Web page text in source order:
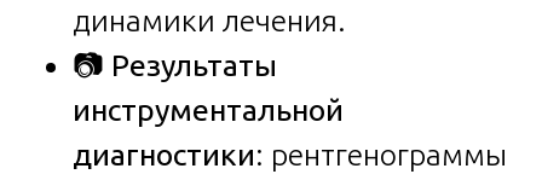
динамики лечения.
📷 Результаты
инструментальной
диагностики: рентгенограммы